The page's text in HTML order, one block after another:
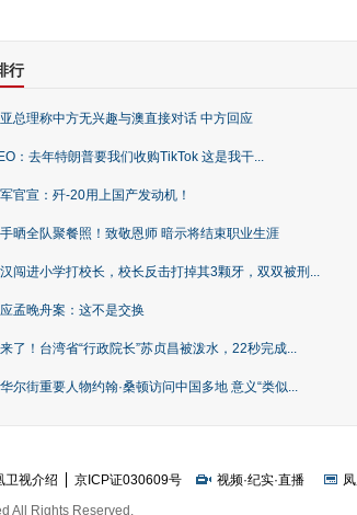
行
总理称中方无兴趣与澳直接对话 中方回应
：去年特朗普要我们收购TikTok 这是我干...
官宣：歼-20用上国产发动机！
晒全队聚餐照！致敬恩师 暗示将结束职业生涯
闯进小学打校长，校长反击打掉其3颗牙，双双被刑...
孟晚舟案：这不是交换
了！台湾省“行政院长”苏贞昌被泼水，22秒完成...
尔街重要人物约翰·桑顿访问中国多地 意义“类似...
卫视介绍 京ICP证030609号 视频·纪实·直播
All Rights Reserved.